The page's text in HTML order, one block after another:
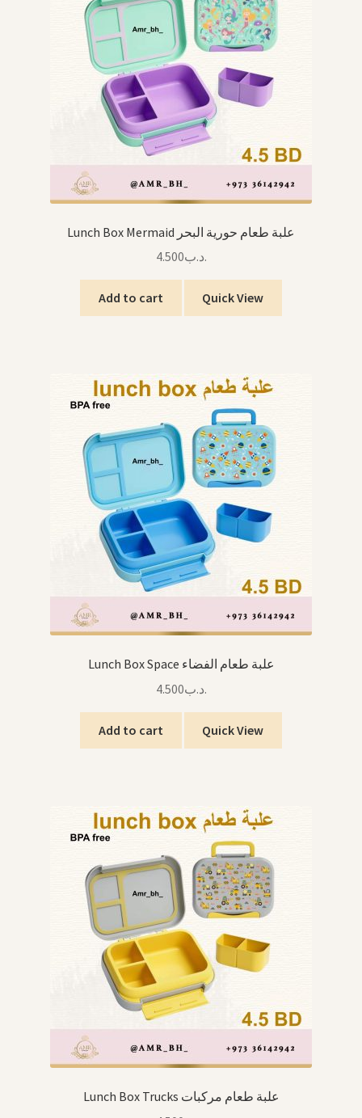
Lunch Box Mermaid علبة طعام حورية البحر
.د.ب4.500
Add to cart Quick View
Lunch Box Space علبة طعام الفضاء
.د.ب4.500
Add to cart Quick View
Lunch Box Trucks علبة طعام مركبات